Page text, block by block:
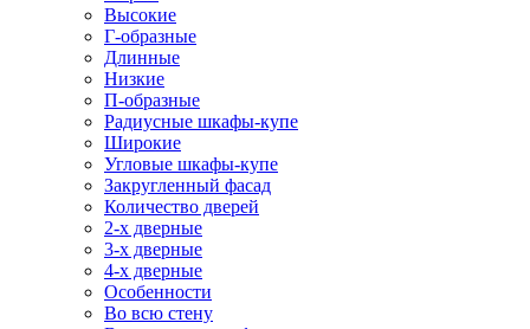
Высокие
Г-образные
Длинные
Низкие
П-образные
Радиусные шкафы-купе
Широкие
Угловые шкафы-купе
Закругленный фасад
Количество дверей
2-х дверные
3-х дверные
4-х дверные
Особенности
Во всю стену